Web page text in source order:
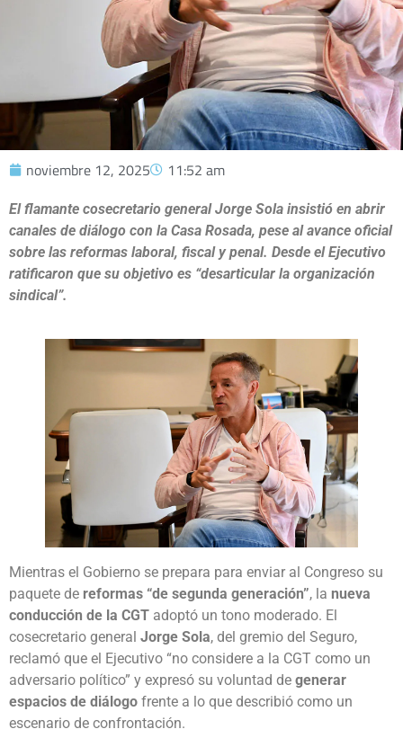
noviembre 12, 2025 11:52 am
El flamante cosecretario general Jorge Sola insistió en abrir
canales de diálogo con la Casa Rosada, pese al avance oficial
sobre las reformas laboral, fiscal y penal. Desde el Ejecutivo
ratificaron que su objetivo es “desarticular la organización
sindical”.
Mientras el Gobierno se prepara para enviar al Congreso su
paquete de reformas “de segunda generación”, la nueva
conducción de la CGT adoptó un tono moderado. El
cosecretario general Jorge Sola, del gremio del Seguro,
reclamó que el Ejecutivo “no considere a la CGT como un
adversario político” y expresó su voluntad de generar
espacios de diálogo frente a lo que describió como un
escenario de confrontación.